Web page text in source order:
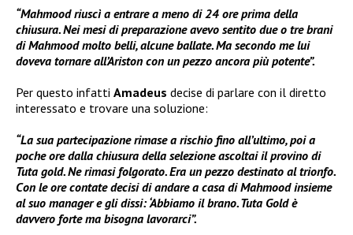
“Mahmood riuscì a entrare a meno di 24 ore prima della
chiusura. Nei mesi di preparazione avevo sentito due o tre brani
di Mahmood molto belli, alcune ballate. Ma secondo me lui
doveva tornare all’Ariston con un pezzo ancora più potente”.
Per questo infatti Amadeus decise di parlare con il diretto
interessato e trovare una soluzione:
“La sua partecipazione rimase a rischio fino all’ultimo, poi a
poche ore dalla chiusura della selezione ascoltai il provino di
Tuta gold. Ne rimasi folgorato. Era un pezzo destinato al trionfo.
Con le ore contate decisi di andare a casa di Mahmood insieme
al suo manager e gli dissi: ‘Abbiamo il brano. Tuta Gold è
davvero forte ma bisogna lavorarci”.